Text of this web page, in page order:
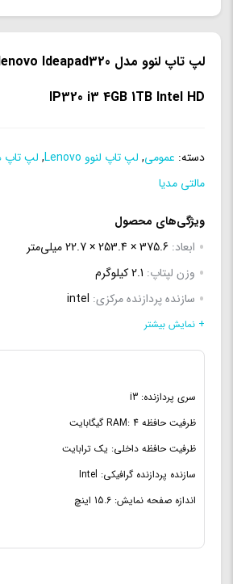
لپ تاپ لنوو مدل lenovo Ideapad320
IP320 i3 4GB 1TB Intel HD
دسته: عمومی, لپ تاپ لنوو Lenovo , لپ تاپ
مالتی مدیا
ویژگی‌های محصول
ابعاد: 375.6 × 253.4 × 22.7 میلی‌متر
وزن لپتاپ: 2.1 کیلوگرم
سازنده پردازنده مرکزی: intel
چیپست پردازنده گرافیکی داخلی (GPU chipset):
Intel UHD Graphics 600
مدل پردازنده مرکزی:
فرکانس پردازنده مرکزی:1.1 گیگا هرتز
فرکانس Turbo پردازنده مرکزی:
+ نمایش بیشتر
سری پردازنده: i3
ظرفیت حافظه RAM: 4 گیگابایت
ظرفیت حافظه داخلی: یک ترابایت
سازنده پردازنده گرافیکی: Intel
اندازه صفحه نمایش: 15.6 اینچ